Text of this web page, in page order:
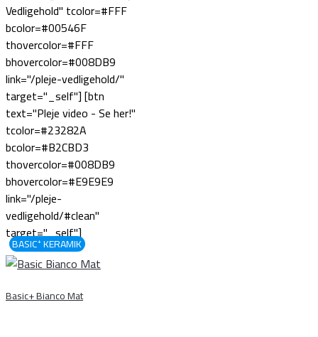
Vedligehold" tcolor=#FFF
bcolor=#00546F
thovercolor=#FFF
bhovercolor=#008DB9
link="/pleje-vedligehold/"
target="_self"] [btn
text="Pleje video - Se her!"
tcolor=#23282A
bcolor=#B2CBD3
thovercolor=#008DB9
bhovercolor=#E9E9E9
link="/pleje-
vedligehold/#clean"
target="_self"]
BASIC⁺ KERAMIK
Basic+ Bianco Mat